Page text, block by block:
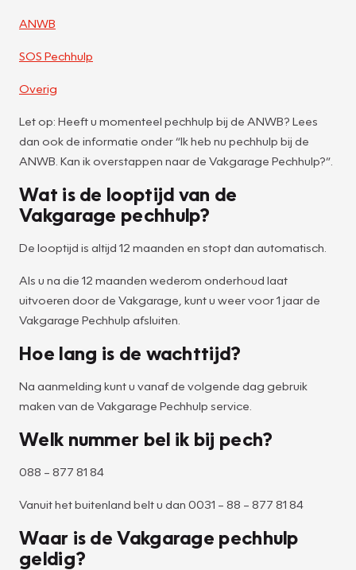
ANWB
SOS Pechhulp
Overig
Let op: Heeft u momenteel pechhulp bij de ANWB? Lees
dan ook de informatie onder “Ik heb nu pechhulp bij de
ANWB. Kan ik overstappen naar de Vakgarage Pechhulp?”.
Wat is de looptijd van de
Vakgarage pechhulp?
De looptijd is altijd 12 maanden en stopt dan automatisch.
Als u na die 12 maanden wederom onderhoud laat
uitvoeren door de Vakgarage, kunt u weer voor 1 jaar de
Vakgarage Pechhulp afsluiten.
Hoe lang is de wachttijd?
Na aanmelding kunt u vanaf de volgende dag gebruik
maken van de Vakgarage Pechhulp service.
Welk nummer bel ik bij pech?
088 – 877 81 84
Vanuit het buitenland belt u dan 0031 – 88 – 877 81 84
Waar is de Vakgarage pechhulp
geldig?